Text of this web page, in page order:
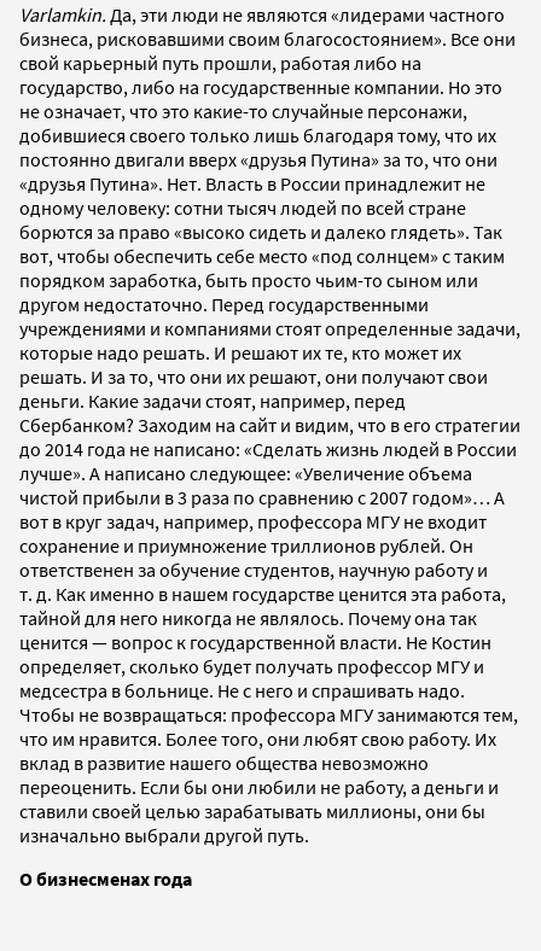
Varlamkin. Да, эти люди не являются «лидерами частного
бизнеса, рисковавшими своим благосостоянием». Все они
свой карьерный путь прошли, работая либо на
государство, либо на государственные компании. Но это
не означает, что это какие-то случайные персонажи,
добившиеся своего только лишь благодаря тому, что их
постоянно двигали вверх «друзья Путина» за то, что они
«друзья Путина». Нет. Власть в России принадлежит не
одному человеку: сотни тысяч людей по всей стране
борются за право «высоко сидеть и далеко глядеть». Так
вот, чтобы обеспечить себе место «под солнцем» с таким
порядком заработка, быть просто чьим-то сыном или
другом недостаточно. Перед государственными
учреждениями и компаниями стоят определенные задачи,
которые надо решать. И решают их те, кто может их
решать. И за то, что они их решают, они получают свои
деньги. Какие задачи стоят, например, перед
Сбербанком? Заходим на сайт и видим, что в его стратегии
до 2014 года не написано: «Сделать жизнь людей в России
лучше». А написано следующее: «Увеличение объема
чистой прибыли в 3 раза по сравнению с 2007 годом»… А
вот в круг задач, например, профессора МГУ не входит
сохранение и приумножение триллионов рублей. Он
ответственен за обучение студентов, научную работу и
т. д. Как именно в нашем государстве ценится эта работа,
тайной для него никогда не являлось. Почему она так
ценится — вопрос к государственной власти. Не Костин
определяет, сколько будет получать профессор МГУ и
медсестра в больнице. Не с него и спрашивать надо.
Чтобы не возвращаться: профессора МГУ занимаются тем,
что им нравится. Более того, они любят свою работу. Их
вклад в развитие нашего общества невозможно
переоценить. Если бы они любили не работу, а деньги и
ставили своей целью зарабатывать миллионы, они бы
изначально выбрали другой путь.
О бизнесменах года